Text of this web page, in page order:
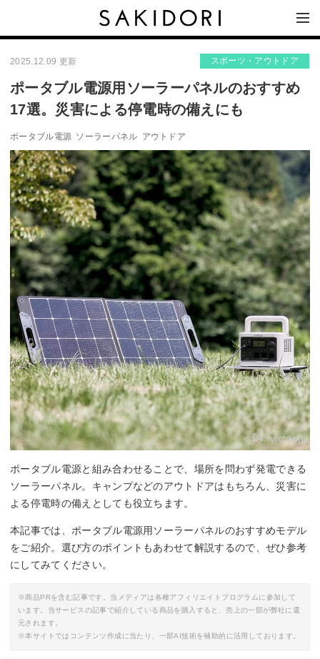
2025.12.09 更新 スポーツ・アウトドア
ポータブル電源用ソーラーパネルのおすすめ
17選。災害による停電時の備えにも
ポータブル電源 ソーラーパネル アウトドア
By:victor.jp
ポータブル電源と組み合わせることで、場所を問わず発電できる
ソーラーパネル。キャンプなどのアウトドアはもちろん、災害に
よる停電時の備えとしても役立ちます。
本記事では、ポータブル電源用ソーラーパネルのおすすめモデル
をご紹介。選び方のポイントもあわせて解説するので、ぜひ参考
にしてみてください。
※商品PRを含む記事です。当メディアは各種アフィリエイトプログラムに参加して
います。当サービスの記事で紹介している商品を購入すると、売上の一部が弊社に還
元されます。
※本サイトではコンテンツ作成に当たり、一部AI技術を補助的に活用しております。